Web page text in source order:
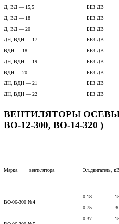
Д, ВД — 15,5
БЕЗ ДВ
Д, ВД — 18
БЕЗ ДВ
Д, ВД — 20
БЕЗ ДВ
ДН, ВДН — 17
БЕЗ ДВ
ВДН — 18
БЕЗ ДВ
ДН, ВДН — 19
БЕЗ ДВ
ВДН — 20
БЕЗ ДВ
ДН, ВДН — 21
БЕЗ ДВ
ДН, ВДН — 22
БЕЗ ДВ
ВЕНТИЛЯТОРЫ ОСЕВЫЕ
ВО-12-300, ВО-14-320 )
Марка вентилятора Эл.двигатель,
ВО-06-300 №4
0,18
0,75
0,37